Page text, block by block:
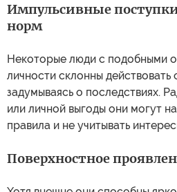
Импульсивные
норм
Некоторые люди с подобными
личности склонны действовать
задумываясь о последствиях.
или личной выгоды они могут
правила и не учитывать
Поверхностное